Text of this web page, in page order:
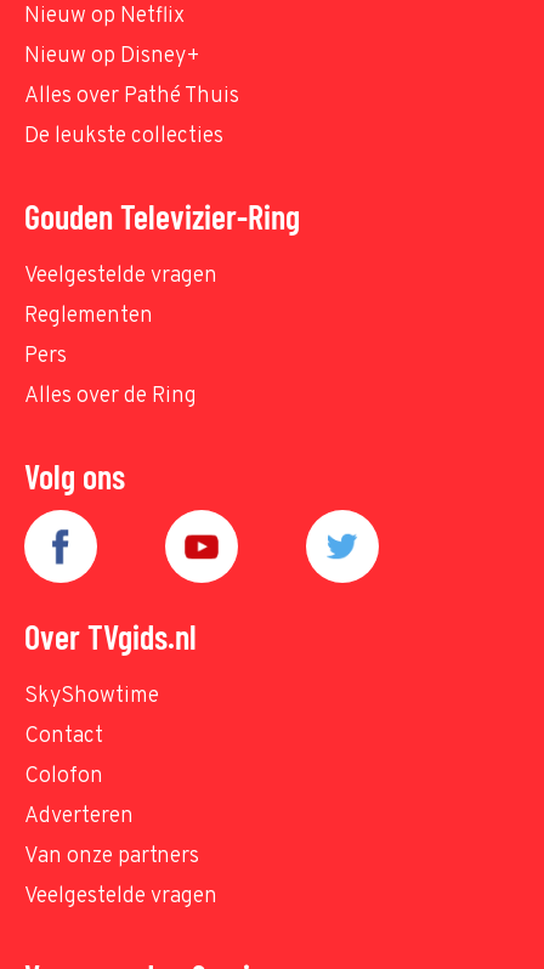
Nieuw op Netflix
Nieuw op Disney+
Alles over Pathé Thuis
De leukste collecties
Gouden Televizier-Ring
Veelgestelde vragen
Reglementen
Pers
Alles over de Ring
Volg ons
Over TVgids.nl
SkyShowtime
Contact
Colofon
Adverteren
Van onze partners
Veelgestelde vragen